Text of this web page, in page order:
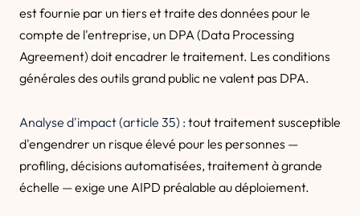
est fournie par un tiers et traite des données pour le
compte de l'entreprise, un DPA (Data Processing
Agreement) doit encadrer le traitement. Les conditions
générales des outils grand public ne valent pas DPA.
Analyse d'impact (article 35) : tout traitement susceptible
d'engendrer un risque élevé pour les personnes —
profiling, décisions automatisées, traitement à grande
échelle — exige une AIPD préalable au déploiement.